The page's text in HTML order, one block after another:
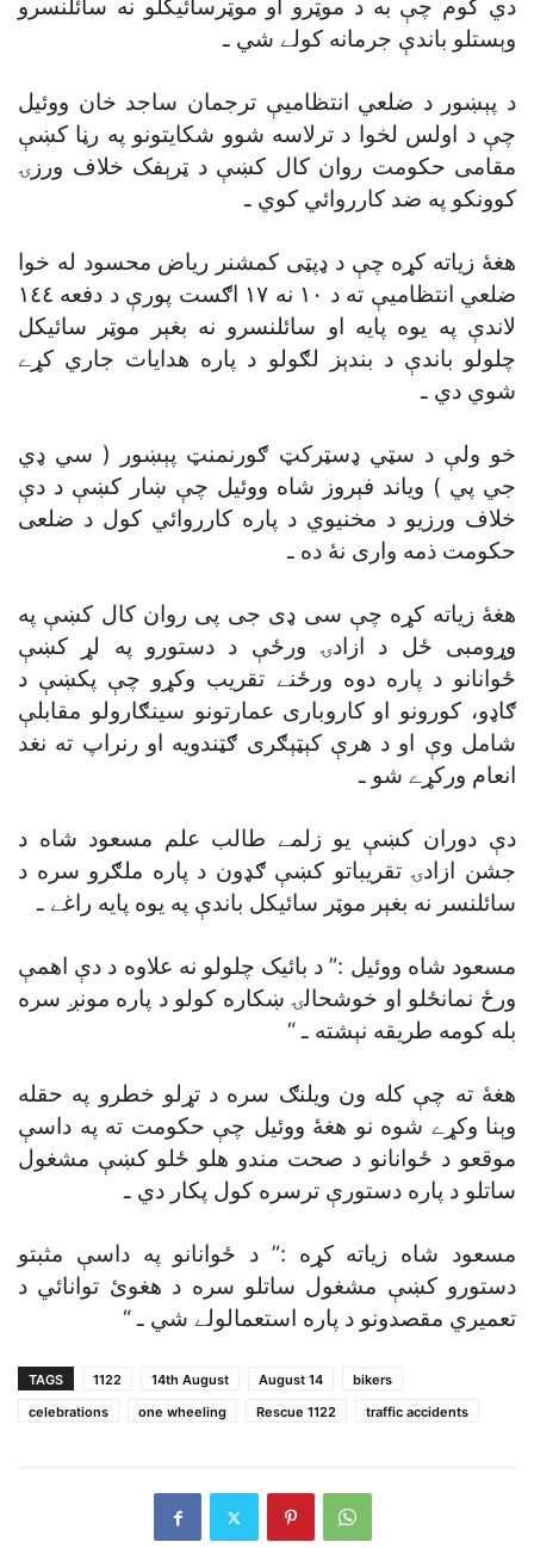
دي کوم چې به د موټرو او موټرسائيکلو نه سائلنسرو
وېستلو باندې جرمانه کولے شي ـ
د پېښور د ضلعي انتظاميې ترجمان ساجد خان ووئيل
چې د اولس لخوا د ترلاسه شوو شکايتونو په رڼا کښې
مقامى حکومت روان کال کښې د ټرېفک خلاف ورزۍ
کوونکو په ضد کارروائي کوي ـ
هغۀ زياته کړه چې د ډپټى کمشنر رياض محسود له خوا
ضلعي انتظاميې ته د ١٠ نه ١٧ اګست پورې د دفعه ١٤٤
لاندې په يوه پايه او سائلنسرو نه بغېر موټر سائيکل
چلولو باندې د بندېز لګولو د پاره هدايات جاري کړے
شوي دي ـ
خو ولې د سټي ډسټرکټ ګورنمنټ پېښور ( سي ډي
جي پي ) وياند فېروز شاه ووئيل چې ښار کښې د دې
خلاف ورزيو د مخنيوي د پاره کارروائي کول د ضلعى
حکومت ذمه وارى نۀ ده ـ
هغۀ زياته کړه چې سى ډى جى پى روان کال کښې په
وړومبى ځل د ازادۍ ورځې د دستورو په لړ کښې
ځوانانو د پاره دوه ورځنے تقريب وکړو چې پکښې د
ګاډو، کورونو او کاروبارى عمارتونو سينګارولو مقابلې
شامل وې او د هرې کېټېګرى ګټندويه او رنراپ ته نغد
انعام ورکړے شو ـ
دې دوران کښې يو زلمے طالب علم مسعود شاه د
جشن ازادۍ تقريباتو کښې ګډون د پاره ملګرو سره د
سائلنسر نه بغېر موټر سائيکل باندې په يوه پايه راغے ـ
مسعود شاه ووئيل :” د بائيک چلولو نه علاوه د دې اهمې
ورځ نمانځلو او خوشحالۍ ښکاره کولو د پاره مونږ سره
بله کومه طريقه نېشته ـ “
هغۀ ته چې کله ون ويلنګ سره د تړلو خطرو په حقله
وېنا وکړے شوه نو هغۀ ووئيل چې حکومت ته په داسې
موقعو د ځوانانو د صحت مندو هلو ځلو کښې مشغول
ساتلو د پاره دستورې ترسره کول پکار دي ـ
مسعود شاه زياته کړه :” د ځوانانو په داسې مثبتو
دستورو کښې مشغول ساتلو سره د هغوئ توانائي د
تعميري مقصدونو د پاره استعمالولے شي ـ “
TAGS 1122 14th August August 14
bikers
celebrations
one wheeling Rescue 1122 traffic accidents